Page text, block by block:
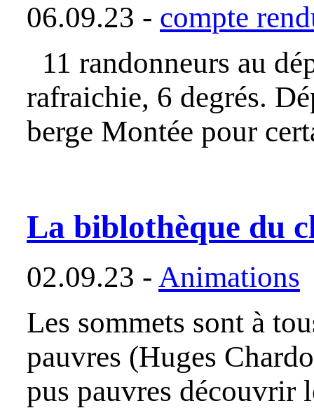
06.09.23 - compte
11 randonneurs au
rafraichie, 6 degrés.
berge Montée pour
La biblothèque du
02.09.23 - Animations
Les sommets sont à
pauvres (Huges
pus pauvres découvrir